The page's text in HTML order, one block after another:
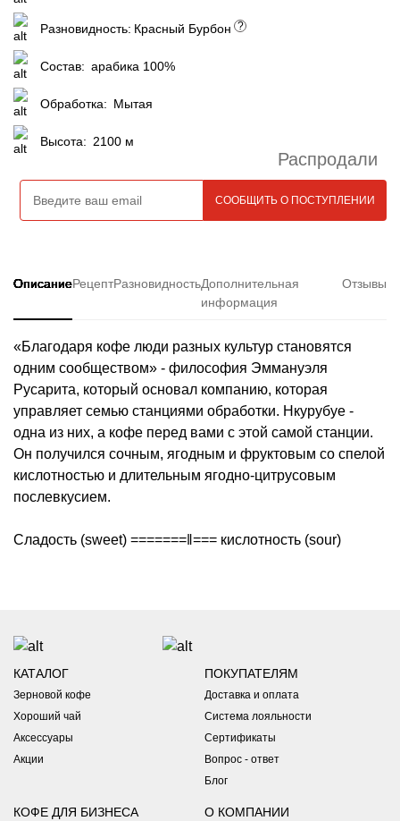
Разновидность: Красный Бурбон ?
Состав: арабика 100%
Обработка: Мытая
Высота: 2100 м
Распродали
ОписаниеРецептРазновидностьДополнительная
информация
Отзывы
«Благодаря кофе люди разных культур становятся
одним сообществом» - философия Эммануэля
Русарита, который основал компанию, которая
управляет семью станциями обработки. Нкурубуе -
одна из них, а кофе перед вами с этой самой станции.
Он получился сочным, ягодным и фруктовым со спелой
кислотностью и длительным ягодно-цитрусовым
послевкусием.
Сладость (sweet) =======‖=== кислотность (sour)
заказов от 2500 руб.
Доставка в другие города и регионы России- Точная
пункты выдачи рассчитывается в корзине автоматически
*Оформили заказ в выходные?
- ожидайте подтверждение не
раньше понедельника.
КАТАЛОГ
Зерновой кофе
Хороший чай
Аксессуары
Акции
ПОКУПАТЕЛЯМ
Доставка и оплата
Система лояльности
Сертификаты
Вопрос - ответ
Блог
КОФЕ ДЛЯ БИЗНЕСА О КОМПАНИИ